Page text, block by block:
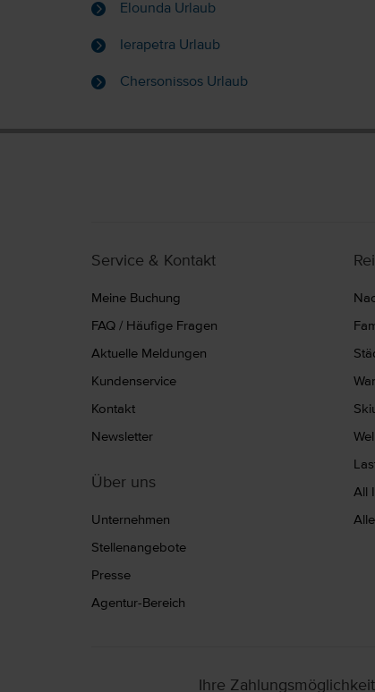
Elounda Urlaub
Ierapetra Urlaub
Chersonissos Urlaub
Service & Kontakt
Meine Buchung
FAQ / Häufige Fragen
Aktuelle Meldungen
Kundenservice
Kontakt
Newsletter
Über uns
Unternehmen
Stellenangebote
Presse
Agentur-Bereich
All
Ihre